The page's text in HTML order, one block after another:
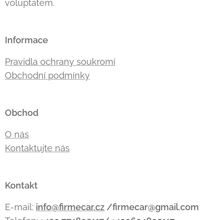
voluptatem.
Informace
Pravidla ochrany soukromí
Obchodní podmínky
Obchod
O nás
Kontaktujte nás
Kontakt
E-mail: info@firmecar.cz /firmecar@gmail.com